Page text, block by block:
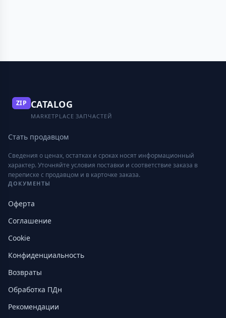
ZIP CATALOG
MARKETPLACE ЗАПЧАСТЕЙ
Стать продавцом
Сведения о ценах, остатках и сроках носят информационный
характер. Уточняйте условия поставки и соответствие заказа в
переписке с продавцом и в карточке заказа.
ДОКУМЕНТЫ
Оферта
Соглашение
Cookie
Конфиденциальность
Возвраты
Обработка ПДн
Рекомендации